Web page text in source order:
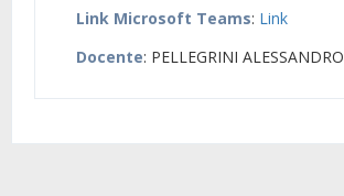
Link Microsoft Teams: Link
Docente: PELLEGRINI ALESSANDRO